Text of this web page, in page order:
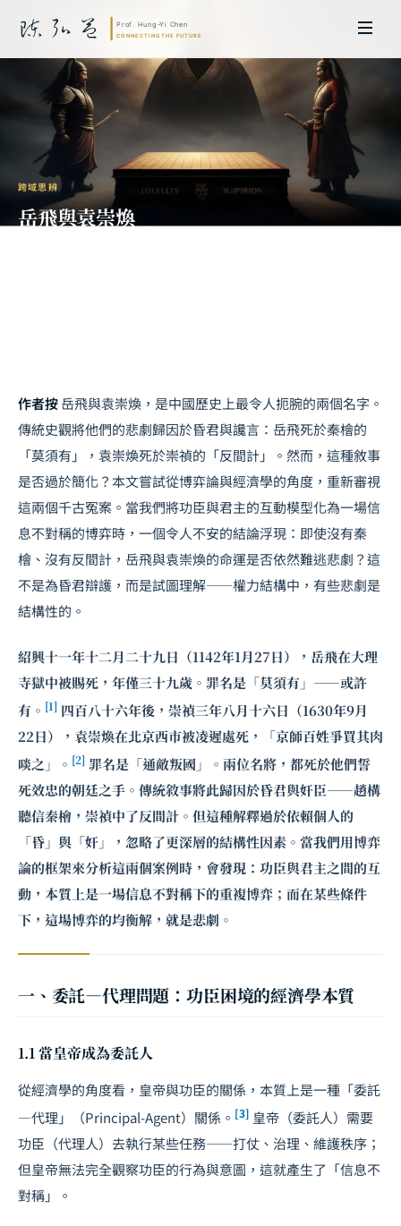
跨域思辨
岳飛與袁崇煥
作者按岳飛與袁崇煥，是中國歷史上最令人扼腕的兩個名字。
傳統史觀將他們的悲劇歸因於昏君與讒言：岳飛死於秦檜的
「莫須有」，袁崇煥死於崇禎的「反間計」。然而，這種敘事
是否過於簡化？本文嘗試從博弈論與經濟學的角度，重新審視
這兩個千古冤案。當我們將功臣與君主的互動模型化為一場信
息不對稱的博弈時，一個令人不安的結論浮現：即使沒有秦
檜、沒有反間計，岳飛與袁崇煥的命運是否依然難逃悲劇？這
不是為昏君辯護，而是試圖理解——權力結構中，有些悲劇是
結構性的。
紹興十一年十二月二十九日（1142年1月27日），岳飛在大理
寺獄中被賜死，年僅三十九歲。罪名是「莫須有」——或許
有。 [1] 四百八十六年後，崇禎三年八月十六日（1630年9月
22日），袁崇煥在北京西市被凌遲處死，「京師百姓爭買其肉
啖之」。 [2] 罪名是「通敵叛國」。兩位名將，都死於他們誓
死效忠的朝廷之手。傳統敘事將此歸因於昏君與奸臣——趙構
聽信秦檜，崇禎中了反間計。但這種解釋過於依賴個人的
「昏」與「奸」，忽略了更深層的結構性因素。當我們用博弈
論的框架來分析這兩個案例時，會發現：功臣與君主之間的互
動，本質上是一場信息不對稱下的重複博弈；而在某些條件
下，這場博弈的均衡解，就是悲劇。
一、委託—代理問題：功臣困境的經濟學本質
1.1 當皇帝成為委託人
從經濟學的角度看，皇帝與功臣的關係，本質上是一種「委託
—代理」（Principal-Agent）關係。 [3] 皇帝（委託人）需要
功臣（代理人）去執行某些任務——打仗、治理、維護秩序；
但皇帝無法完全觀察功臣的行為與意圖，這就產生了「信息不
對稱」。